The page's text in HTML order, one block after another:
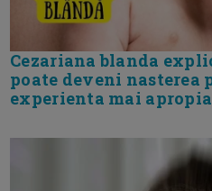
Cezariana blanda
poate deveni nasterea
experienta mai